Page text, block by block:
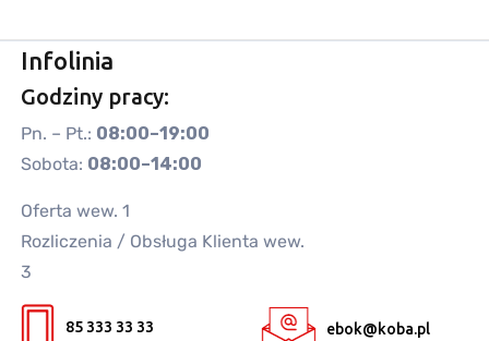
Infolinia
Godziny pracy:
Pn. – Pt.: 08:00–19:00
Sobota: 08:00–14:00
Oferta wew. 1
Rozliczenia / Obsługa Klienta wew.
3
85 333 33 33 ebok@koba.pl